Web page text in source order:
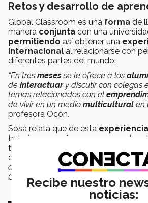
Retos y desarrollo de
Global Classroom es una forma de
manera conjunta con una
permitiendo así obtener una
internacional al relacionarse con
diferentes partes del mundo.
“En tres mesesse le ofrece a los
de interactuary discutir con colegas
temas relacionados con el
de vivir en un medio multicultural en
profesora Ocón.
Sosa relata que de esta experiencia
trabajar en
equipo
los
trabajar con un equipo
diferencia de horarios y clases, pues
difícil encontrar el momento en el que
Colombia y nosotras nos pudiéramos
Recibe nuestro
noticias: